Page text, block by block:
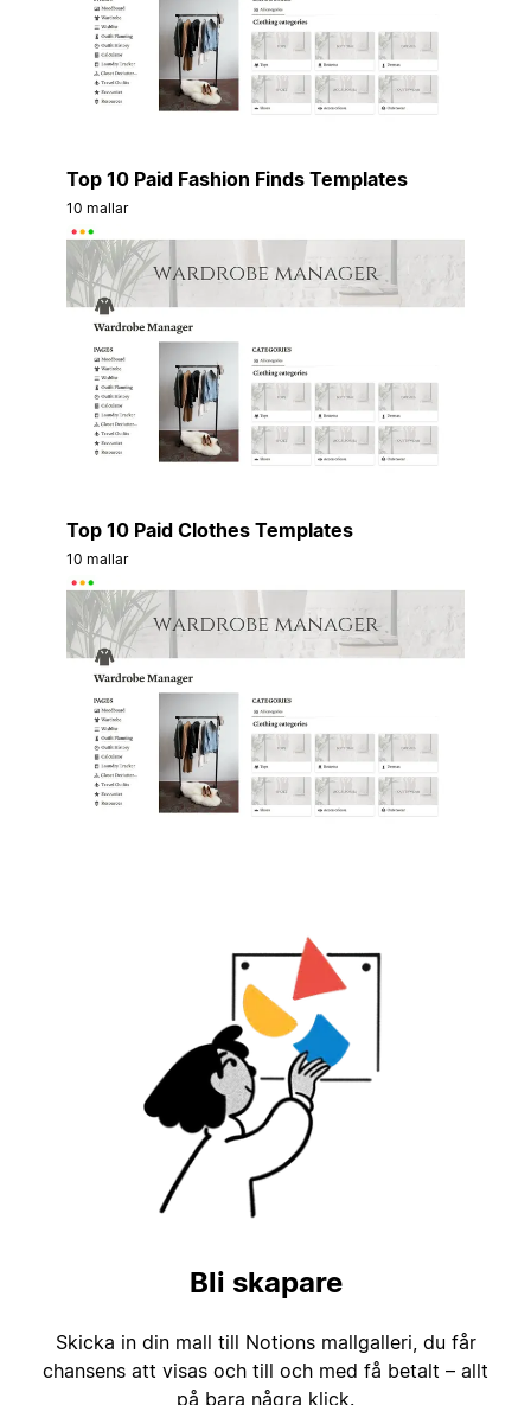
Top 10 Paid Fashion Finds Templates
10 mallar
Top 10 Paid Clothes Templates
10 mallar
Bli skapare
Skicka in din mall till Notions mallgalleri, du får
chansens att visas och till och med få betalt – allt
på bara några klick.